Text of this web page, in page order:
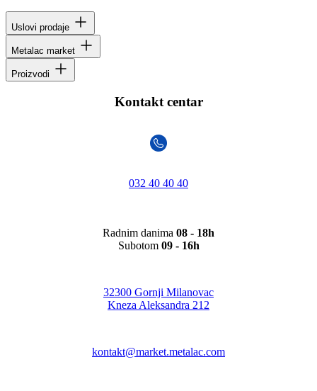
Uslovi prodaje
Metalac market
Proizvodi
Kontakt centar
032 40 40 40
Radnim danima 08 - 18h
Subotom 09 - 16h
32300 Gornji Milanovac
Kneza Aleksandra 212
kontakt@market.metalac.com